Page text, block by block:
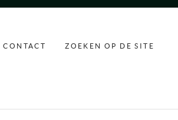
CONTACT ZOEKEN OP DE SITE